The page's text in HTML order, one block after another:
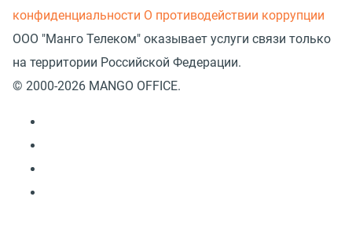
конфиденциальности О противодействии коррупции
ООО "Манго Телеком" оказывает услуги связи только
на территории Российской Федерации.
© 2000-2026 MANGO OFFICE.